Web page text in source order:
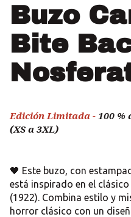
Buzo
Bite
Edición Limitada - 100
(XS a 3XL)
🖤 Este buzo, con
está inspirado en el
(1922). Combina estilo y
horror clásico con un